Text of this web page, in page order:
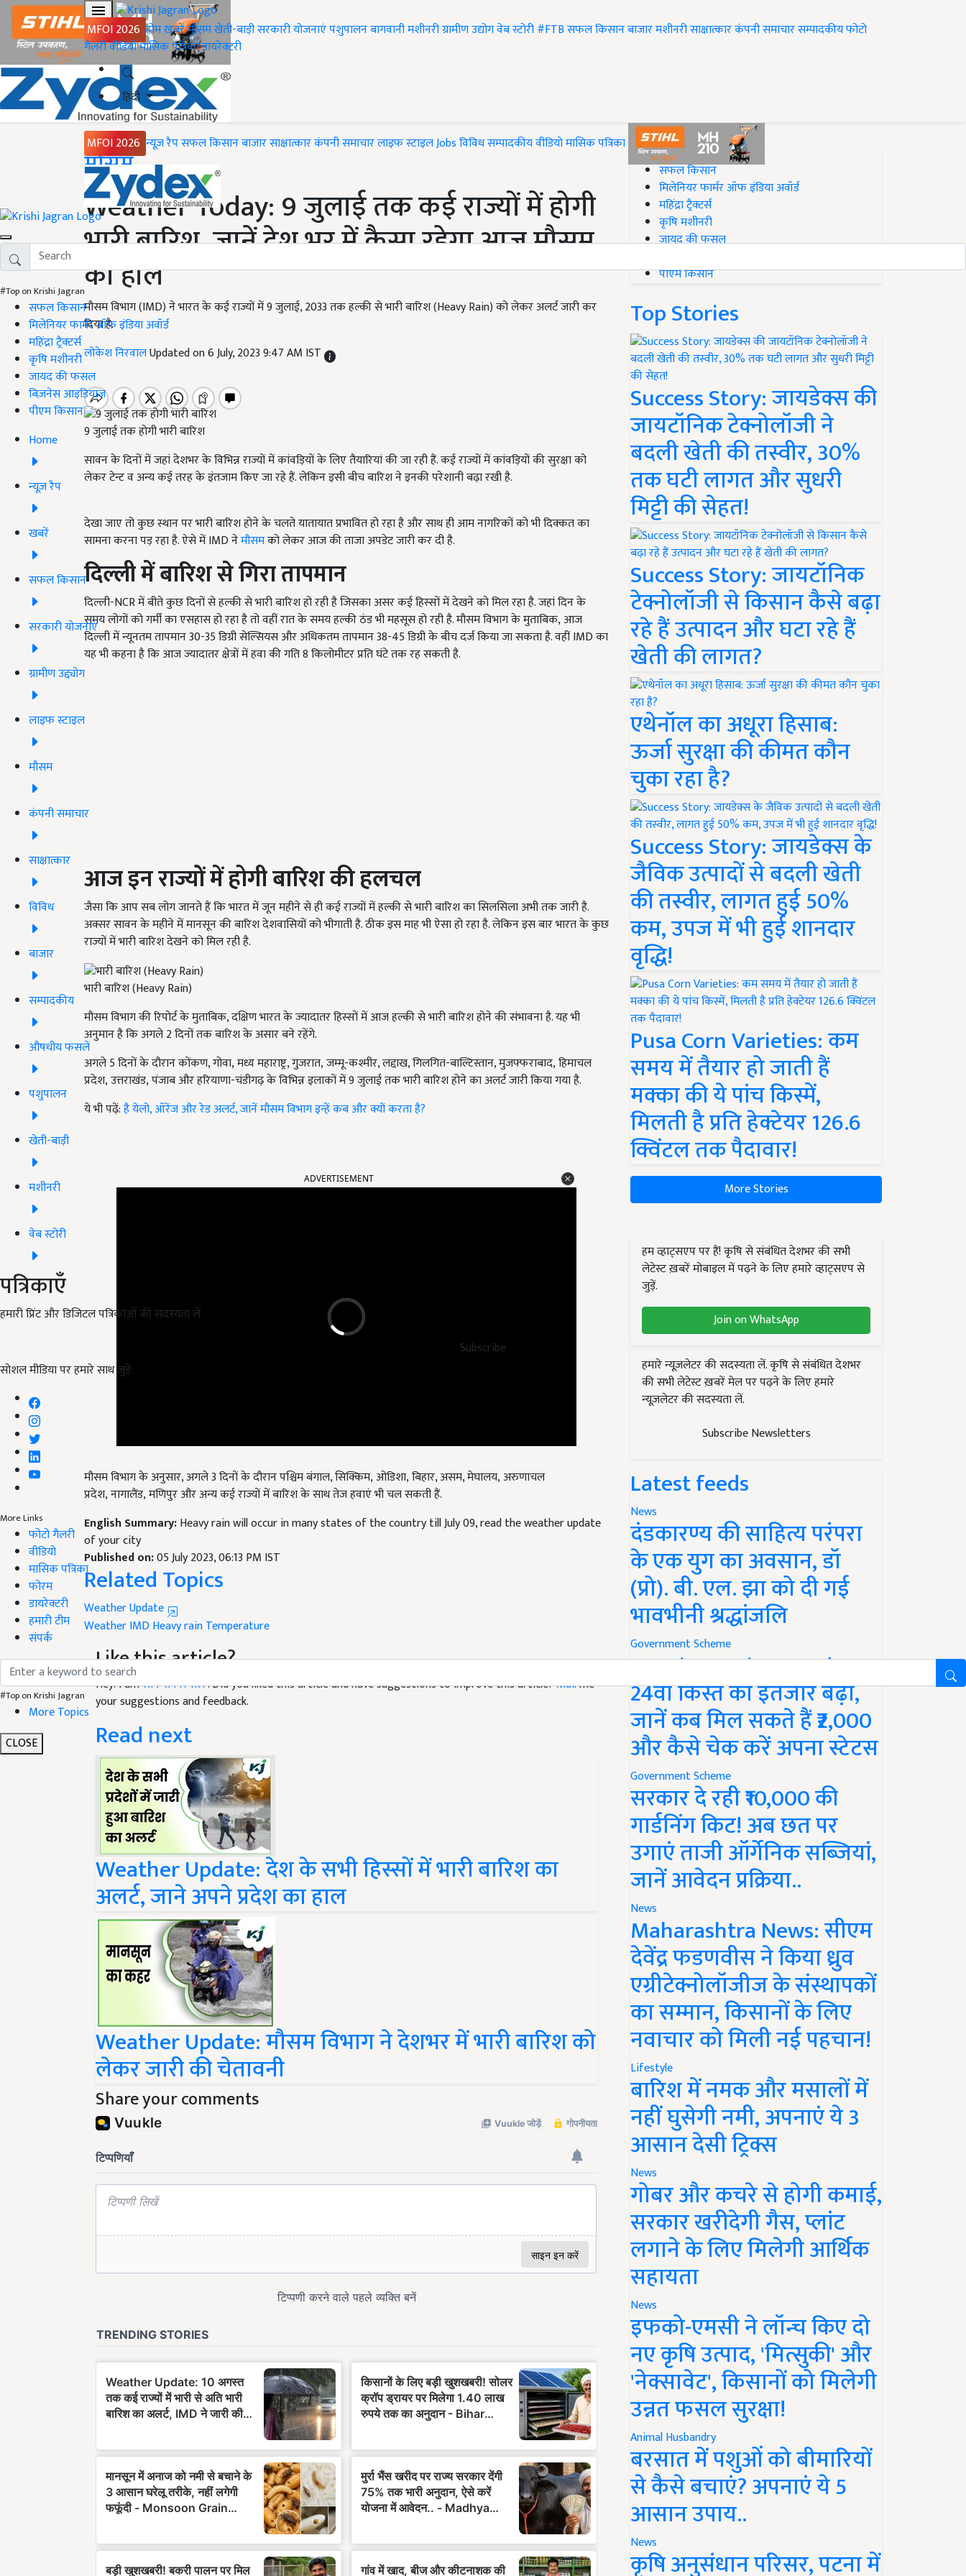
MFOI 2026 होमख़बरेंमौसमखेती-बाड़ीसरकारी योजनाएंपशुपालनबागवानीमशीनरीग्रामीण उद्योगवेब स्टोरी#FTBसफल किसानबाजारमशीनरीसाक्षात्कारकंपनी समाचारसम्पादकीयफोटो
गैलरीवीडियोमासिक पत्रिकाडायरेक्टरी
हिंदी
MFOI 2026 न्यूज़ रैपसफल किसानबाजारसाक्षात्कारकंपनी समाचारलाइफ स्टाइलJobsविविधसम्पादकीयवीडियोमासिक पत्रिका
#Top on Krishi Jagran
सफल किसान
मिलेनियर फार्मर ऑफ इंडिया अवॉर्ड
महिंद्रा ट्रैक्टर्स
कृषि मशीनरी
जायद की फसल
बिज़नेस आइडियाज
पीएम किसान
Home
न्यूज़ रैप
खबरें
सफल किसान
सरकारी योजनाएं
ग्रामीण उद्द्योग
लाइफ स्टाइल
मौसम
कंपनी समाचार
साक्षात्कार
विविध
बाजार
सम्पादकीय
औषधीय फसलें
पशुपालन
खेती-बाड़ी
मशीनरी
वेब स्टोरी
पत्रिकाएँ
हमारी प्रिंट और डिजिटल पत्रिकाओं की सदस्यता लें
Subscribe
सोशल मीडिया पर हमारे साथ जुड़ें:
More Links
फोटो गैलरी
वीडियो
मासिक पत्रिका
फोरम
डायरेक्टरी
हमारी टीम
संपर्क
#Top on Krishi Jagran
More Topics
CLOSE
Home
मौसम
Weather Today: 9 जुलाई तक कई राज्यों में होगी
भारी बारिश, जानें देश भर में कैसा रहेगा आज मौसम
का हाल
मौसम विभाग (IMD) ने भारत के कई राज्यों में 9 जुलाई, 2033 तक हल्की से भारी बारिश (Heavy Rain) को लेकर अलर्ट जारी कर
दिया है.
लोकेश निरवालUpdated on 6 July, 2023 9:47 AM IST
9 जुलाई तक होगी भारी बारिश
सावन के दिनों में जहां देशभर के विभिन्न राज्यों में कांवड़ियों के लिए तैयारियां की जा रही हैं. कई राज्यों में कांवड़ियों की सुरक्षा को
लेकर टेन्ट व अन्य कई तरह के इंतजाम किए जा रहे हैं. लेकिन इसी बीच बारिश ने इनकी परेशानी बढ़ा रखी है.
देखा जाए तो कुछ स्थान पर भारी बारिश होने के चलते यातायात प्रभावित हो रहा है और साथ ही आम नागरिकों को भी दिक्कत का
सामना करना पड़ रहा है. ऐसे में IMD नेमौसमको लेकर आज की ताजा अपडेट जारी कर दी है.
दिल्ली में बारिश से गिरा तापमान
दिल्ली-NCR में बीते कुछ दिनों से हल्की से भारी बारिश हो रही है जिसका असर कई हिस्सों में देखने को मिल रहा है. जहां दिन के
समय लोगों को गर्मी का एसहास हो रहा है तो वहीं रात के समय हल्की ठंड भी महसूस हो रही है. मौसम विभाग के मुताबिक, आज
दिल्ली में न्यूनतम तापमान 30-35डिग्री सेल्सियस और अधिकतम तापमान38-45डिग्री के बीच दर्ज किया जा सकता है. वहींIMD का
यह भी कहना है कि आज ज्यादातर क्षेत्रों में हवा की गति 8 किलोमीटर प्रति घंटे तक रह सकती है.
आज इन राज्यों में होगी बारिश की हलचल
जैसा कि आप सब लोग जानते हैं कि भारत में जून महीने से ही कई राज्यों में हल्की से भारी बारिश का सिलसिला अभी तक जारी है.
अक्सर सावन के महीने में मानसून की बारिश देशवासियों को भीगाती है. ठीक इस माह भी ऐसा हो रहा है. लेकिन इस बार भारत के कुछ
राज्यों में भारी बारिश देखने को मिल रही है.
भारी बारिश (Heavy Rain)
मौसम विभाग की रिपोर्ट के मुताबिक,दक्षिण भारत के ज्यादातर हिस्सों में आज हल्की से भारी बारिश होने की संभावना है. यह भी
अनुमान है कि अगले2दिनों तक बारिश के असार बने रहेंगे.
अगले 5दिनों के दौरान कोंकण,गोवा, मध्य महाराष्ट्र,गुजरात, जम्मू-कश्मीर,लद्दाख,गिलगित-बाल्टिस्तान,मुजफ्फराबाद, हिमाचल
प्रदेश, उत्तराखंड, पंजाब और हरियाणा-चंडीगढ़ के विभिन्न इलाकों में 9जुलाई तक भारी बारिश होने का अलर्ट जारी किया गया है.
ये भी पढ़ें:है येलो, ऑरेंज और रेड अलर्ट, जानें मौसम विभाग इन्हें कब और क्यों करता है?
प्रदेश, नागालैंड, मणिपुर और अन्य कई राज्यों में बारिश के साथ तेज हवाएं भी चल सकती हैं.
English Summary:
Heavy rain will occur in many states of the country till July 09, read the weather update
of your city
Published on:
Related Topics
Weather Update
WeatherIMDHeavy rain
Like this article?
Hey! I am
your suggestions and feedback.
Read next
Weather Update: देश के सभी हिस्सों में भारी बारिश का
अलर्ट, जाने अपने प्रदेश का हाल
Weather Update: मौसम विभाग ने देशभर में भारी बारिश को
लेकर जारी की चेतावनी
Share your comments
#Top on Krishi Jagran
सफल किसान
मिलेनियर फार्मर ऑफ इंडिया अवॉर्ड
महिंद्रा ट्रैक्टर्स
कृषि मशीनरी
जायद की फसल
पीएम किसान
Top Stories
Success Story: जायडेक्स की
जायटॉनिक टेक्नोलॉजी ने
बदली खेती की तस्वीर, 30%
तक घटी लागत और सुधरी
मिट्टी की सेहत!
Success Story: जायटॉनिक
टेक्नोलॉजी से किसान कैसे बढ़ा
रहे हैं उत्पादन और घटा रहे हैं
खेती की लागत?
एथेनॉल का अधूरा हिसाब:
ऊर्जा सुरक्षा की कीमत कौन
चुका रहा है?
Success Story: जायडेक्स के
जैविक उत्पादों से बदली खेती
की तस्वीर, लागत हुई 50%
कम, उपज में भी हुई शानदार
वृद्धि!
Pusa Corn Varieties: कम
समय में तैयार हो जाती हैं
मक्का की ये पांच किस्में,
मिलती है प्रति हेक्टेयर 126.6
क्विंटल तक पैदावार!
More Stories
हम व्हाट्सएप पर हैं! कृषि से संबंधित देशभर की सभी
लेटेस्ट ख़बरें मोबाइल में पढ़ने के लिए हमारे व्हाट्सएप से
जुड़ें.
Join on WhatsApp
हमारे न्यूज़लेटर की सदस्यता लें. कृषि से संबंधित देशभर
की सभी लेटेस्ट ख़बरें मेल पर पढ़ने के लिए हमारे
न्यूज़लेटर की सदस्यता लें.
Subscribe Newsletters
Latest feeds
News
दंडकारण्य की साहित्य परंपरा
के एक युग का अवसान, डॉ
(प्रो). बी. एल. झा को दी गई
भावभीनी श्रद्धांजलि
Government Scheme
PM Kisan Yojana Update:
24वीं किस्त का इंतजार बढ़ा,
जानें कब मिल सकते हैं ₹2,000
और कैसे चेक करें अपना स्टेटस
Government Scheme
सरकार दे रही ₹10,000 की
गार्डनिंग किट! अब छत पर
उगाएं ताजी ऑर्गेनिक सब्जियां,
जानें आवेदन प्रक्रिया..
News
Maharashtra News: सीएम
देवेंद्र फडणवीस ने किया ध्रुव
एग्रीटेक्नोलॉजीज के संस्थापकों
का सम्मान, किसानों के लिए
नवाचार को मिली नई पहचान!
Lifestyle
बारिश में नमक और मसालों में
नहीं घुसेगी नमी, अपनाएं ये 3
आसान देसी ट्रिक्स
News
गोबर और कचरे से होगी कमाई,
सरकार खरीदेगी गैस, प्लांट
लगाने के लिए मिलेगी आर्थिक
सहायता
News
इफको-एमसी ने लॉन्च किए दो
नए कृषि उत्पाद, 'मित्सुकी' और
'नेक्सावेट', किसानों को मिलेगी
उन्नत फसल सुरक्षा!
Animal Husbandry
बरसात में पशुओं को बीमारियों
से कैसे बचाएं? अपनाएं ये 5
आसान उपाय..
News
कृषि अनुसंधान परिसर, पटना में